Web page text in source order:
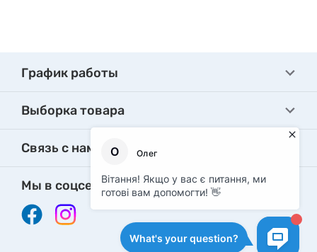
График работы
Выборка товара
Связь с нами
Мы в соцсетях